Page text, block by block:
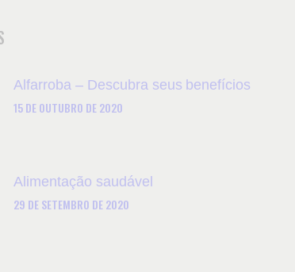
Alfarroba – Descubra seus benefícios
15 DE OUTUBRO DE 2020
Alimentação saudável
29 DE SETEMBRO DE 2020